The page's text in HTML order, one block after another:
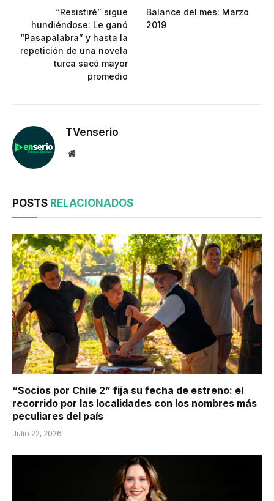
“Resistiré” sigue
hundiéndose: Le ganó
“Pasapalabra” y hasta la
repetición de una novela
turca sacó mayor
promedio
Balance del mes: Marzo
2019
TVenserio
Website
POSTS RELACIONADOS
“Socios por Chile 2” fija su fecha de estreno: el
recorrido por las localidades con los nombres más
peculiares del país
Julio 22, 2026